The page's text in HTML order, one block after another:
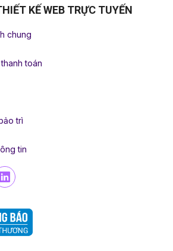
KẾ WEB TRỰC TUYẾN
chung
toán
trì
tin